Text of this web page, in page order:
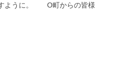
すように。 O町からの皆様